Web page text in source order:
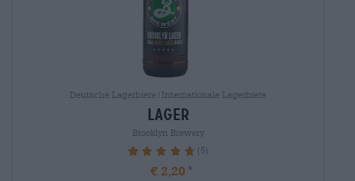
Deutsche Lagerbiere|Internationale Lagerbiere
lager
Brooklyn Brewery
96% (5)
€ 2,20